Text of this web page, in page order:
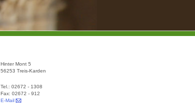
Hinter Mont 5
56253 Treis-Karden
Tel.: 02672 - 1308
Fax: 02672 - 912
E-Mail